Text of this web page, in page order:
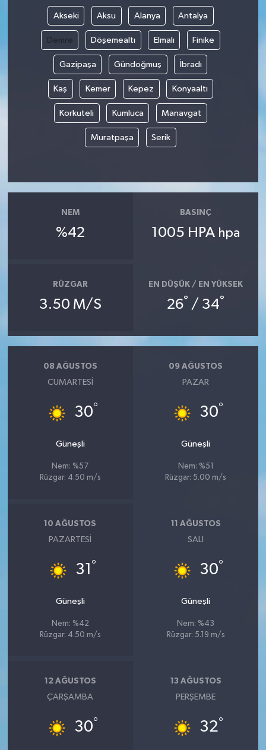
Akseki Aksu Alanya Antalya
Demre Döşemealtı Elmalı Finike
Gazipaşa Gündoğmuş İbradı
Kaş Kemer Kepez Konyaaltı
Korkuteli Kumluca Manavgat
Muratpaşa Serik
NEM
%42
BASINÇ
1005 HPA hpa
RÜZGAR
3.50 M/S
EN DÜŞÜK / EN YÜKSEK
26° / 34°
08 AĞUSTOS
CUMARTESI
30°
Güneşli
Nem: %57
Rüzgar: 4.50 m/s
09 AĞUSTOS
PAZAR
30°
Güneşli
Nem: %51
Rüzgar: 5.00 m/s
10 AĞUSTOS
PAZARTESI
31 °
Güneşli
Nem: %42
Rüzgar: 4.50 m/s
11 AĞUSTOS
SALI
30°
Güneşli
Nem: %43
Rüzgar: 5.19 m/s
12 AĞUSTOS
ÇARŞAMBA
30°
13 AĞUSTOS
PERŞEMBE
32°